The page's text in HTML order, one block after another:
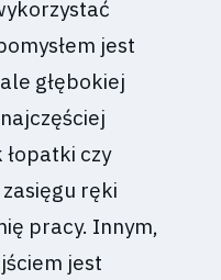
jest
głębokiej
czy
ręki
pracy. Innym,
jest